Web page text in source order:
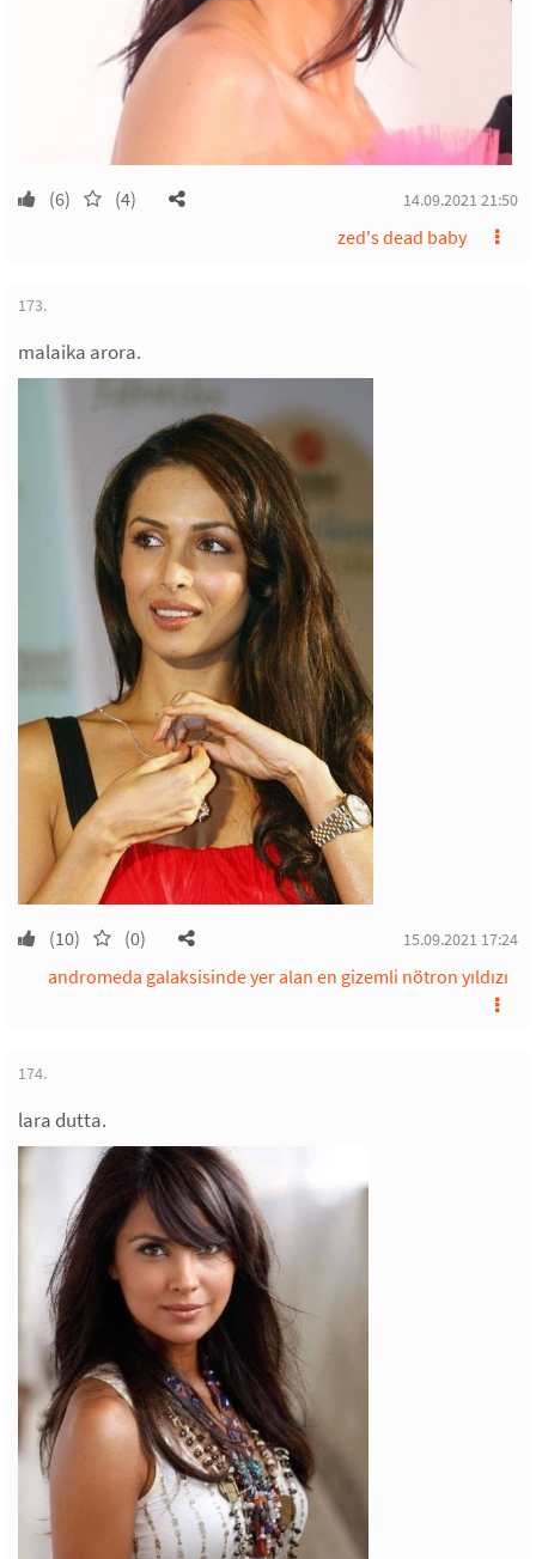
(6) (4) 14.09.2021 21:50
zed's dead baby
173.
malaika arora.
(10) (0) 15.09.2021 17:24
andromeda galaksisinde yer alan en gizemli nötron yıldızı
174.
lara dutta.